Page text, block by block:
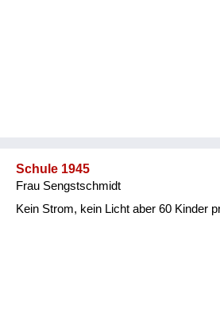
Schule 1945
Frau Sengstschmidt
Kein Strom, kein Licht aber 60 Kinder